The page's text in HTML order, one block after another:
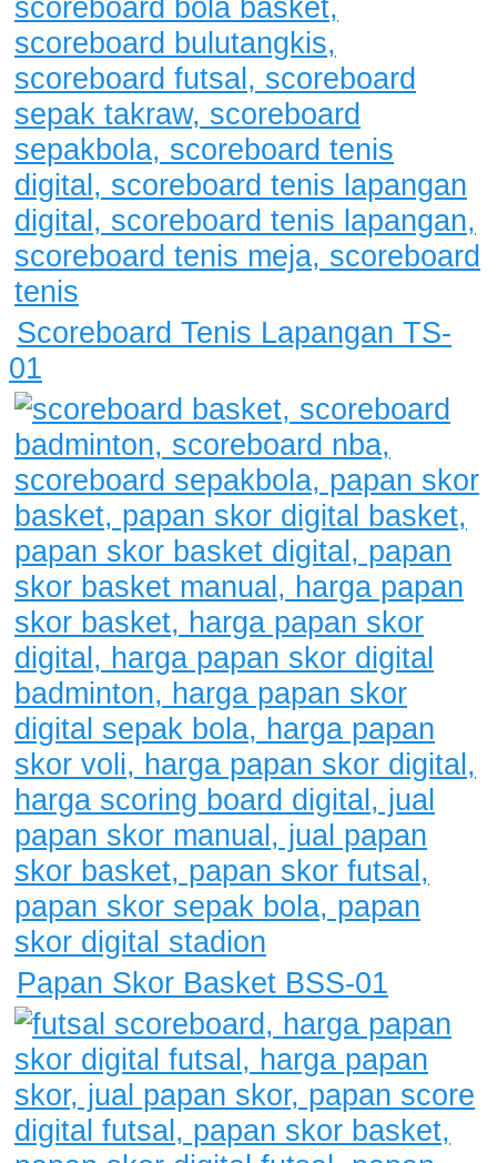
Scoreboard Tenis Lapangan TS-
01
Papan Skor Basket BSS-01